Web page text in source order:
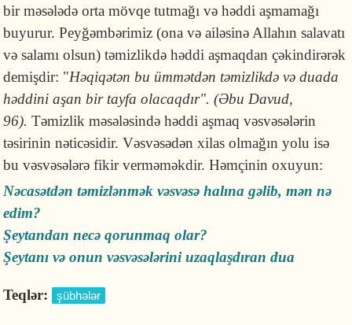
bir məsələdə orta mövqe tutmağı və həddi aşmamağı
buyurur. Peyğəmbərimiz (ona və ailəsinə Allahın salavatı
və salamı olsun) təmizlikdə həddi aşmaqdan çəkindirərək
demişdir: "Həqiqətən bu ümmətdən təmizlikdə və duada
həddini aşan bir tayfa olacaqdır". (Əbu Davud,
96).Təmizlik məsələsində həddi aşmaq vəsvəsələrin
təsirinin nəticəsidir. Vəsvəsədən xilas olmağın yolu isə
bu vəsvəsələrə fikir verməməkdir. Həmçinin oxuyun:
Nəcasətdən təmizlənmək vəsvəsə halına gəlib, mən nə
edim?
Şeytandan necə qorunmaq olar?
Şeytanı və onun vəsvəsələrini uzaqlaşdıran dua
Teqlər: şübhələr